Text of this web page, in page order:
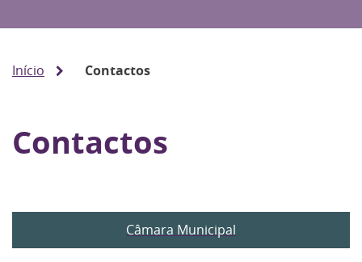
Início Contactos
Contactos
Câmara Municipal